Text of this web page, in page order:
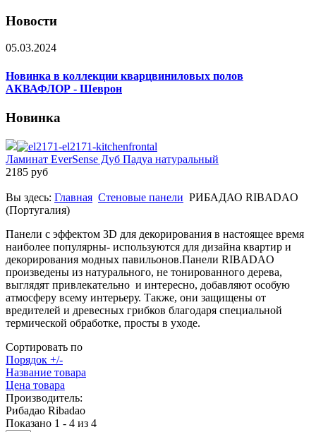
Новости
05.03.2024
Новинка в коллекции кварцвиниловых полов
АКВАФЛОР - Шеврон
Новинка
Ламинат EverSense Дуб Падуа натуральный
2185 руб
Вы здесь: Главная Стеновые панели РИБАДАО RIBADAO
(Португалия)
Панели с эффектом 3D для декорирования в настоящее время
наиболее популярны- используются для дизайна квартир и
декорирования модных павильонов.Панели RIBADAO
произведены из натурального, не тонированного дерева,
выглядят привлекательно и интересно, добавляют особую
атмосферу всему интерьеру. Также, они защищены от
вредителей и древесных грибков благодаря специальной
термической обработке, просты в уходе.
Сортировать по
Порядок +/-
Название товара
Цена товара
Производитель:
Рибадао Ribadao
Показано 1 - 4 из 4